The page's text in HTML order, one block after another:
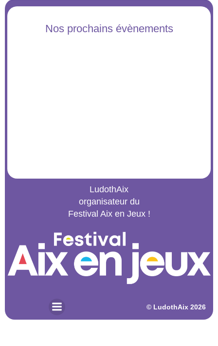
Nos prochains évènements
LudothAix
organisateur du
Festival Aix en Jeux !
© LudothAix 2026